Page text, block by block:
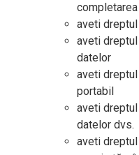
aveti
aveti
datelor
aveti
portabil
aveti
datelor dvs.
aveti